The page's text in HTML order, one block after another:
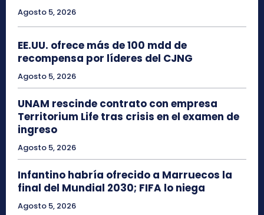
Agosto 5, 2026
EE.UU. ofrece más de 100 mdd de
recompensa por líderes del CJNG
Agosto 5, 2026
UNAM rescinde contrato con empresa
Territorium Life tras crisis en el examen de
ingreso
Agosto 5, 2026
Infantino habría ofrecido a Marruecos la
final del Mundial 2030; FIFA lo niega
Agosto 5, 2026